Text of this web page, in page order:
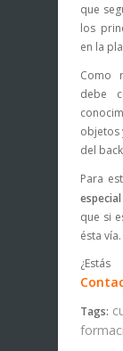
que
los
en la
Como
debe
objetos
del
Para
especial
que si
ésta vía.
Tags: